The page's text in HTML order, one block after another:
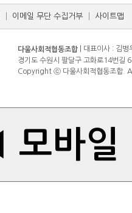
이메일 무단 수집거부 사이트맵
다울사회적협동조합 | 대표이사 : 김
경기도 수원시 팔달구 고화로14번
Copyright ⓒ 다울사회적협동조합.